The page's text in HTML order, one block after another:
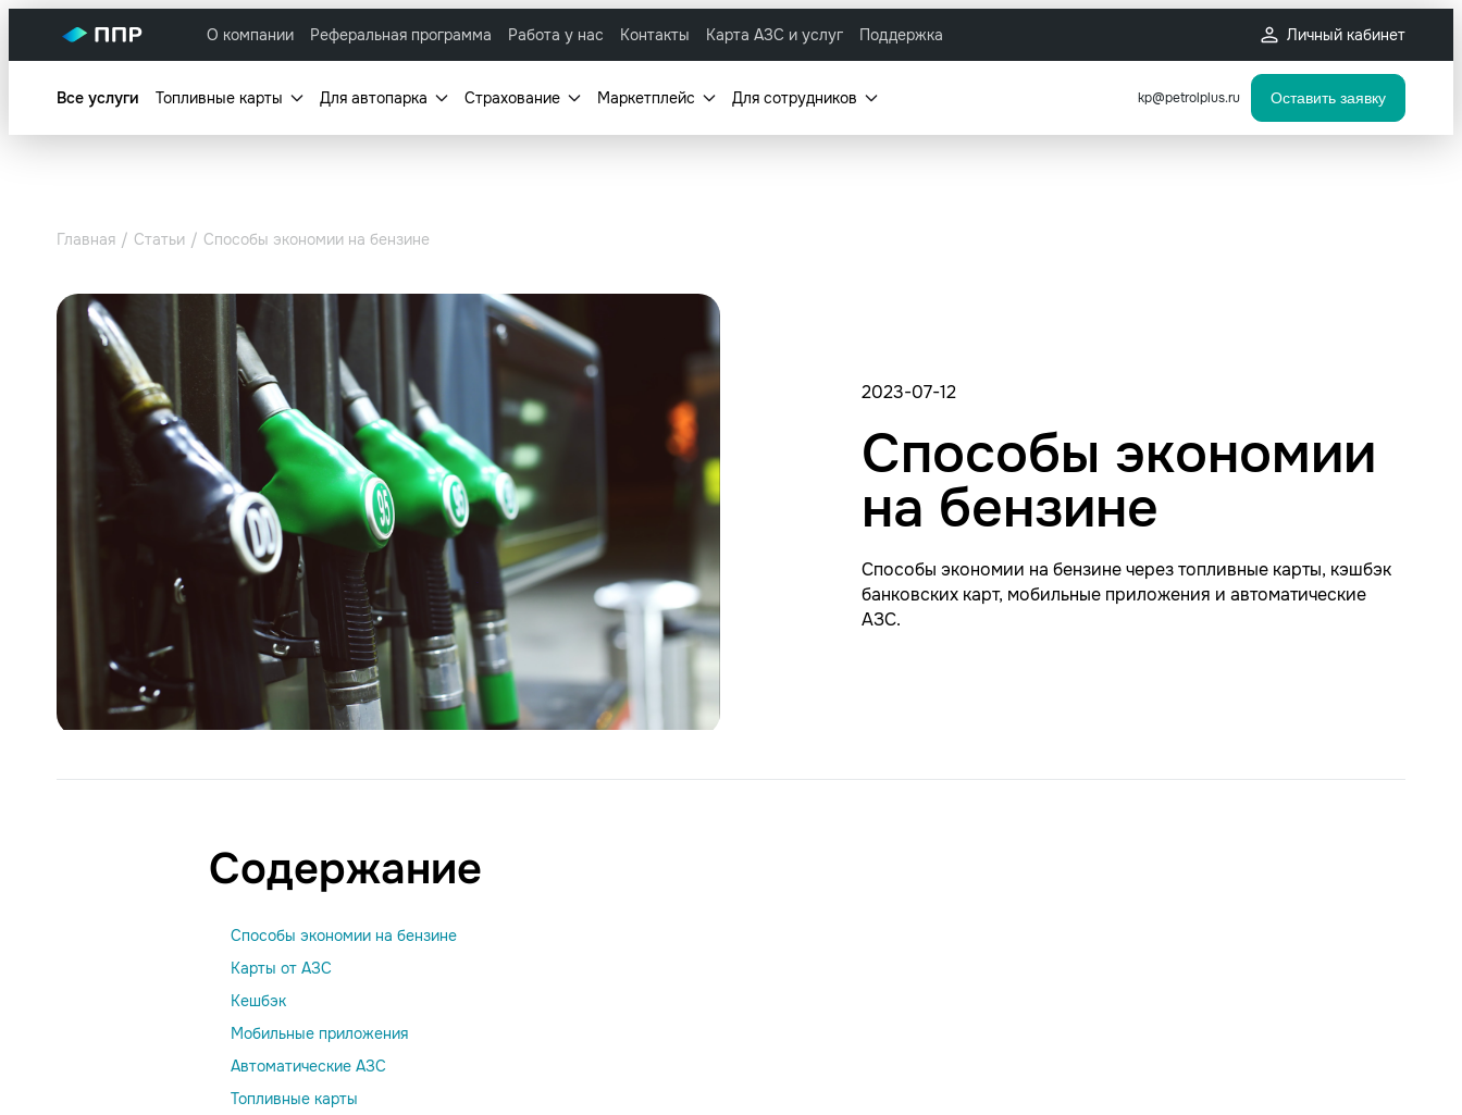
О компании Реферальная программа Работа у нас Контакты Карта АЗС и услуг Поддержка Личный кабинет
Все услуги Топливные карты Для автопарка Страхование Маркетплейс Для сотрудников kp@petrolplus.ru Оставить заявку
Главная Статьи Способы экономии на бензине
2023-07-12
Способы экономии
на бензине
Способы экономии на бензине через топливные карты, кэшбэк
банковских карт, мобильные приложения и автоматические
АЗС.
Содержание
Способы экономии на бензине
Карты от АЗС
Кешбэк
Мобильные приложения
Автоматические АЗС
Топливные карты